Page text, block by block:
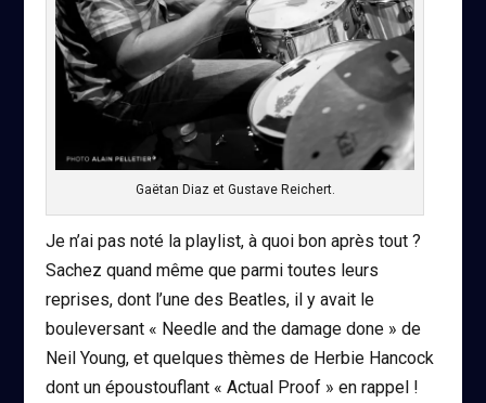
Gaëtan Diaz et Gustave Reichert.
Je n’ai pas noté la playlist, à quoi bon après tout ?
Sachez quand même que parmi toutes leurs
reprises, dont l’une des Beatles, il y avait le
bouleversant « Needle and the damage done » de
Neil Young, et quelques thèmes de Herbie Hancock
dont un époustouflant « Actual Proof » en rappel !